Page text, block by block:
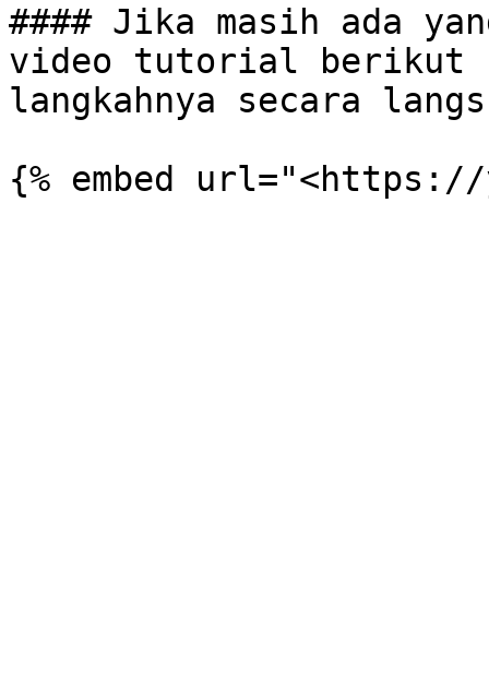
#### Jika masih ada
video tutorial berikut
langkahnya secara